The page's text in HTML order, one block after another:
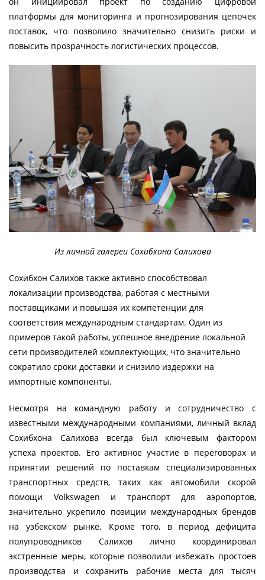
платформы для мониторинга и прогнозирования цепочек
поставок, что позволило значительно снизить риски и
повысить прозрачность логистических процессов.
Из личной галереи Сохибхона Салихова
Сохибхон Салихов также активно способствовал
локализации производства, работая с местными
поставщиками и повышая их компетенции для
соответствия международным стандартам. Один из
примеров такой работы, успешное внедрение локальной
сети производителей комплектующих, что значительно
сократило сроки доставки и снизило издержки на
импортные компоненты.
Несмотря на командную работу и сотрудничество с
известными международными компаниями, личный вклад
Сохибхона Салихова всегда был ключевым фактором
успеха проектов. Его активное участие в переговорах и
принятии решений по поставкам специализированных
транспортных средств, таких как автомобили скорой
помощи Volkswagen и транспорт для аэропортов,
значительно укрепило позиции международных брендов
на узбекском рынке. Кроме того, в период дефицита
полупроводников Салихов лично координировал
экстренные меры, которые позволили избежать простоев
производства и сохранить рабочие места для тысяч